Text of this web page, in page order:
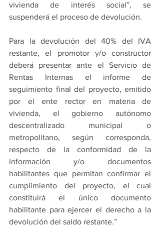
vivienda de interés social”, se
suspenderá el proceso de devolución.
Para la devolución del 40% del IVA
restante, el promotor y/o constructor
deberá presentar ante el Servicio de
Rentas Internas el informe de
seguimiento final del proyecto, emitido
por el ente rector en materia de
vivienda, el gobierno autónomo
descentralizado municipal o
metropolitano, según corresponda,
respecto de la conformidad de la
información y/o documentos
habilitantes que permitan confirmar el
cumplimiento del proyecto, el cual
constituirá el único documento
habilitante para ejercer el derecho a la
devolución del saldo restante.”